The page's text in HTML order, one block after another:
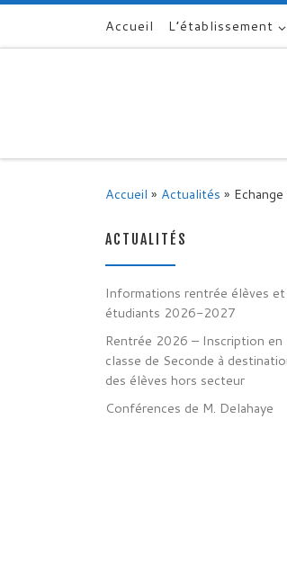
Skip to contentAccueil L’établissement
Accueil » Actualités »
ACTUALITÉS
Informations rentrée élèves et
étudiants 2026-2027
Rentrée 2026 – Inscription en
classe de Seconde à
des élèves hors secteur
Conférences de M. Delahaye